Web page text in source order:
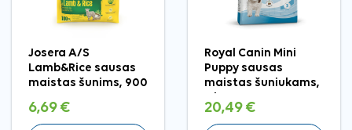
Josera A/S
Lamb&Rice sausas
maistas šunims, 900
6,69 €
Royal Canin Mini
Puppy sausas
maistas šuniukams,
20,49 €